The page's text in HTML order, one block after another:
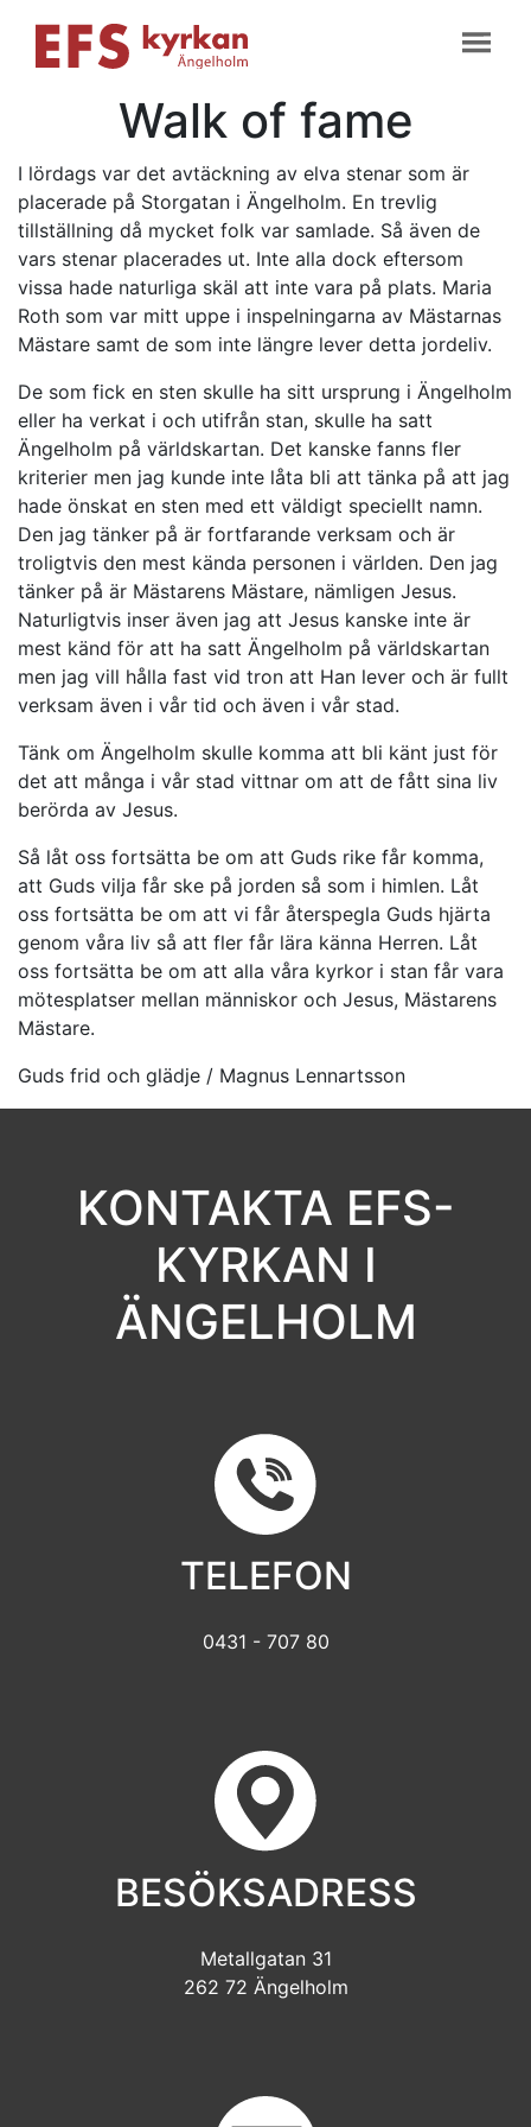
Walk of fame
I lördags var det avtäckning av elva stenar som är
placerade på Storgatan i Ängelholm. En trevlig
tillställning då mycket folk var samlade. Så även de
vars stenar placerades ut. Inte alla dock eftersom
vissa hade naturliga skäl att inte vara på plats. Maria
Roth som var mitt uppe i inspelningarna av Mästarnas
Mästare samt de som inte längre lever detta jordeliv.
De som fick en sten skulle ha sitt ursprung i Ängelholm
eller ha verkat i och utifrån stan, skulle ha satt
Ängelholm på världskartan. Det kanske fanns fler
kriterier men jag kunde inte låta bli att tänka på att jag
hade önskat en sten med ett väldigt speciellt namn.
Den jag tänker på är fortfarande verksam och är
troligtvis den mest kända personen i världen. Den jag
tänker på är Mästarens Mästare, nämligen Jesus.
Naturligtvis inser även jag att Jesus kanske inte är
mest känd för att ha satt Ängelholm på världskartan
men jag vill hålla fast vid tron att Han lever och är fullt
verksam även i vår tid och även i vår stad.
Tänk om Ängelholm skulle komma att bli känt just för
det att många i vår stad vittnar om att de fått sina liv
berörda av Jesus.
Så låt oss fortsätta be om att Guds rike får komma,
att Guds vilja får ske på jorden så som i himlen. Låt
oss fortsätta be om att vi får återspegla Guds hjärta
genom våra liv så att fler får lära känna Herren. Låt
oss fortsätta be om att alla våra kyrkor i stan får vara
mötesplatser mellan människor och Jesus, Mästarens
Mästare.
Guds frid och glädje / Magnus Lennartsson
KONTAKTA EFS-
KYRKAN I
ÄNGELHOLM
TELEFON
0431 - 707 80
BESÖKSADRESS
Metallgatan 31
262 72 Ängelholm